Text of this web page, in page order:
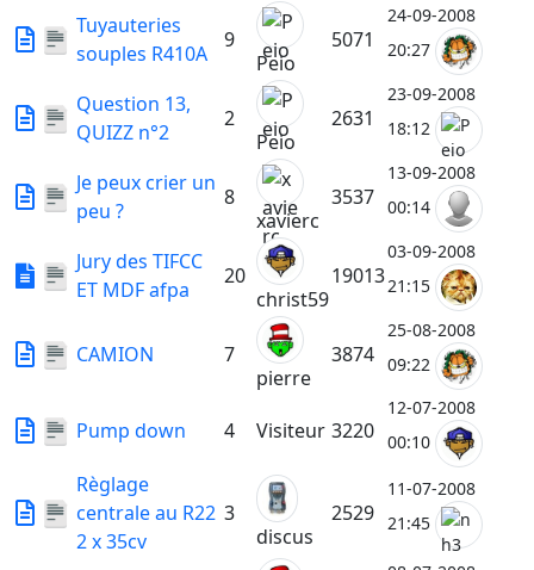
Tuyauteries
souples R410A
9
Peio
5071
24-09-2008
20:27
Question 13,
QUIZZ n°2
2
Peio
2631
23-09-2008
18:12
Je peux crier un
peu ?
8
xavierc
3537
13-09-2008
00:14
Jury des TIFCC
ET MDF afpa
20
christ59
19013
03-09-2008
21:15
CAMION
7
pierre
3874
25-08-2008
09:22
Pump down 4 Visiteur 3220
12-07-2008
00:10
Règlage
centrale au R22
2 x 35cv
3
discus
2529
11-07-2008
21:45